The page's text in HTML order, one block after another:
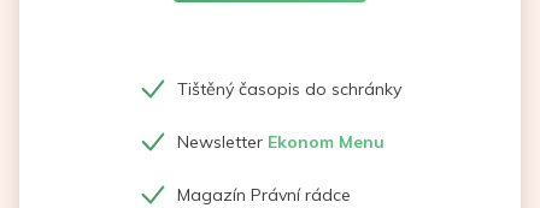
Tištěný časopis do schránky
Newsletter Ekonom Menu
Magazín Právní rádce